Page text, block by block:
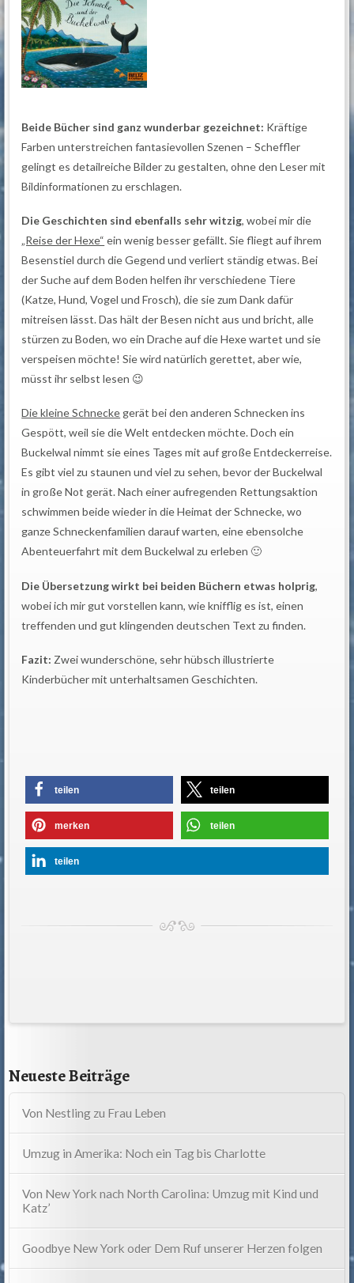
Beide Bücher sind ganz wunderbar gezeichnet: Kräftige
Farben unterstreichen fantasievollen Szenen – Scheffler
gelingt es detailreiche Bilder zu gestalten, ohne den Leser mit
Bildinformationen zu erschlagen.
Die Geschichten sind ebenfalls sehr witzig, wobei mir die
„Reise der Hexe“ ein wenig besser gefällt. Sie fliegt auf ihrem
Besenstiel durch die Gegend und verliert ständig etwas. Bei
der Suche auf dem Boden helfen ihr verschiedene Tiere
(Katze, Hund, Vogel und Frosch), die sie zum Dank dafür
mitreisen lässt. Das hält der Besen nicht aus und bricht, alle
stürzen zu Boden, wo ein Drache auf die Hexe wartet und sie
verspeisen möchte! Sie wird natürlich gerettet, aber wie,
müsst ihr selbst lesen 😉
Die kleine Schnecke gerät bei den anderen Schnecken ins
Gespött, weil sie die Welt entdecken möchte. Doch ein
Buckelwal nimmt sie eines Tages mit auf große Entdeckerreise.
Es gibt viel zu staunen und viel zu sehen, bevor der Buckelwal
in große Not gerät. Nach einer aufregenden Rettungsaktion
schwimmen beide wieder in die Heimat der Schnecke, wo
ganze Schneckenfamilien darauf warten, eine ebensolche
Abenteuerfahrt mit dem Buckelwal zu erleben 🙂
Die Übersetzung wirkt bei beiden Büchern etwas holprig,
wobei ich mir gut vorstellen kann, wie knifflig es ist, einen
treffenden und gut klingenden deutschen Text zu finden.
Fazit: Zwei wunderschöne, sehr hübsch illustrierte
Kinderbücher mit unterhaltsamen Geschichten.
teilen teilen
merken teilen
teilen
Neueste Beiträge
Von Nestling zu Frau Leben
Umzug in Amerika: Noch ein Tag bis Charlotte
Von New York nach North Carolina: Umzug mit Kind und
Katz’
Goodbye New York oder Dem Ruf unserer Herzen folgen